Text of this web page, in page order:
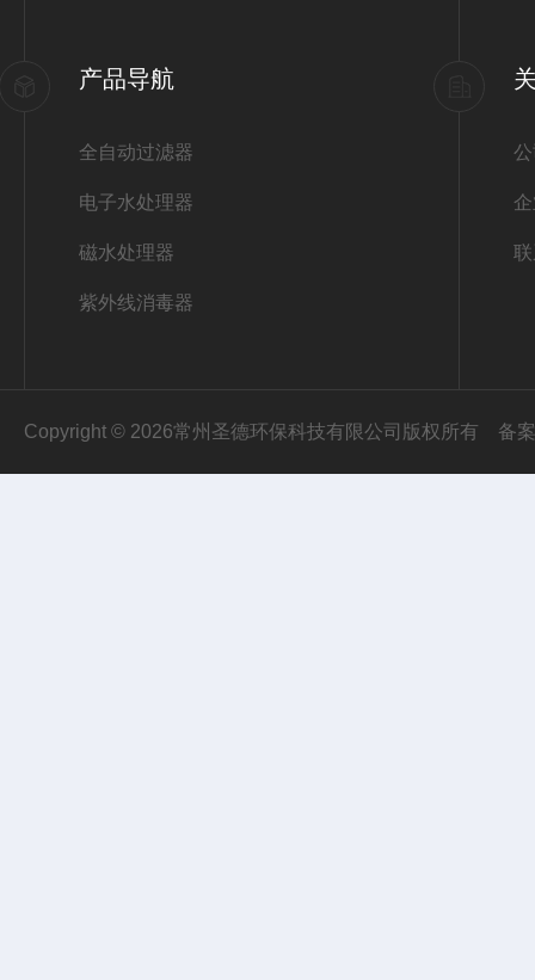
产品导航
全自动过滤器
电子水处理器
磁水处理器
紫外线消毒器
Copyright © 2026常州圣德环保科技有限公司版权所有 备